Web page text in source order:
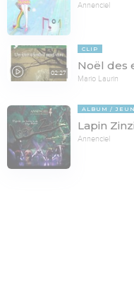
Annenciel
02:27
CLIP
Noël des
Mario Laurin
ALBUM
Lapin
Annenciel